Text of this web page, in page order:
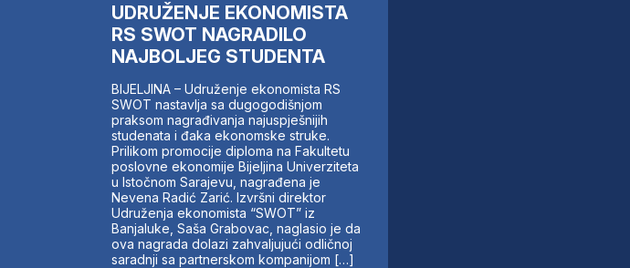
UDRUŽENJE EKONOMISTA
RS SWOT NAGRADILO
NAJBOLJEG STUDENTA
BIJELJINA – Udruženje ekonomista RS
SWOT nastavlja sa dugogodišnjom
praksom nagrađivanja najuspješnijih
studenata i đaka ekonomske struke.
Prilikom promocije diploma na Fakultetu
poslovne ekonomije Bijeljina Univerziteta
u Istočnom Sarajevu, nagrađena je
Nevena Radić Zarić. Izvršni direktor
Udruženja ekonomista “SWOT” iz
Banjaluke, Saša Grabovac, naglasio je da
ova nagrada dolazi zahvaljujući odličnoj
saradnji sa partnerskom kompanijom […]